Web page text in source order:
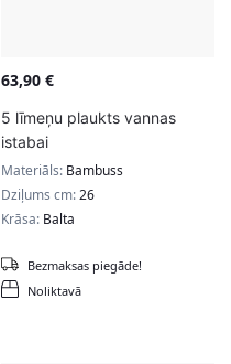
63,90 €
5 līmeņu plaukts vannas
istabai
Materiāls: Bambuss
Dziļums cm:26
Krāsa: Balta
Noliktavā
Bezmaksas piegāde!